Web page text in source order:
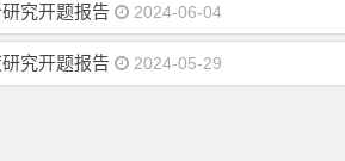
究开题报告 2024-06-04
究开题报告 2024-05-29